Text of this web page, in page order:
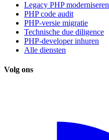
Legacy PHP moderniseren
PHP code audit
PHP-versie migratie
Technische due diligence
PHP-developer inhuren
Alle diensten
Volg ons